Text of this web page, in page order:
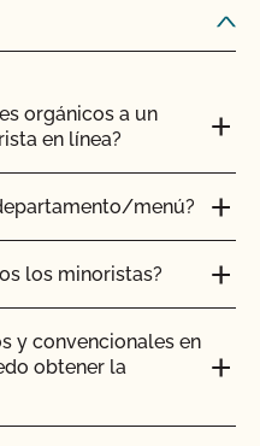
trasplantes?
de cáñamo?
de Transición?
los sistemas
orgánico
al etiquetado de mi
un certificado NOP
un certificado NOP
orgánicos a un
en línea?
menú?
los minoristas?
y convencionales en
obtener la